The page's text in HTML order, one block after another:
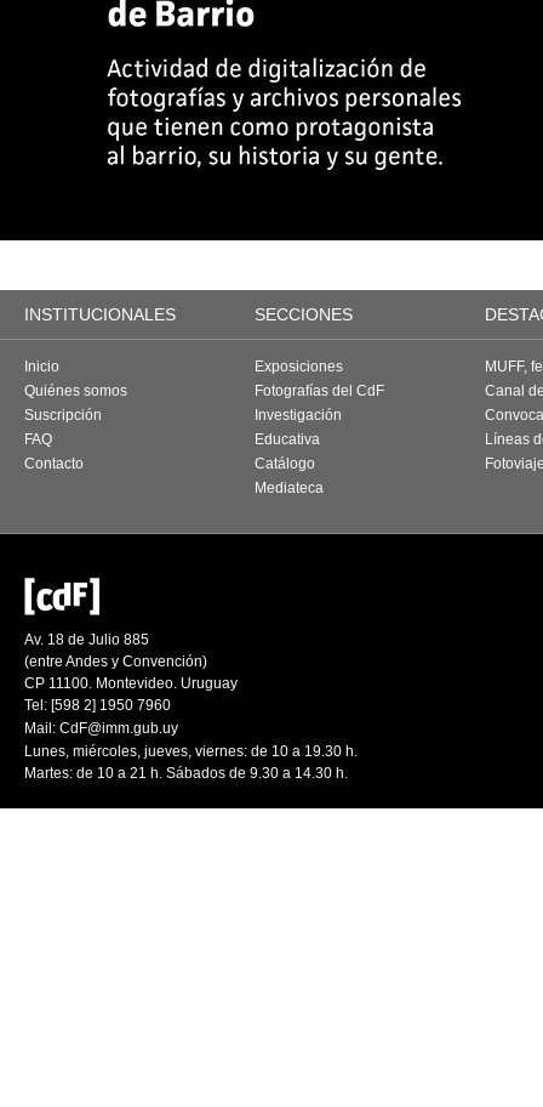
INSTITUCIONALES SECCIONES
Inicio
Quiénes somos
Suscripción
FAQ
Contacto
Exposiciones
Fotografías del CdF
Investigación
Educativa
Catálogo
Mediateca
MUFF,
Canal
Líneas
Av. 18 de Julio 885
(entre Andes y Convención)
CP 11100. Montevideo. Uruguay
Tel: [598 2] 1950 7960
Mail: CdF@imm.gub.uy
Lunes, miércoles, jueves, viernes: de 10 a 19.30 h.
Martes: de 10 a 21 h. Sábados de 9.30 a 14.30 h.